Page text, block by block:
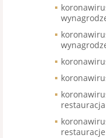
restauracja
restauracje